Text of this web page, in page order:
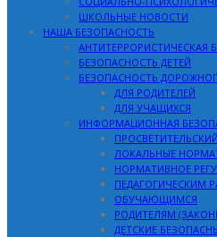
ШКОЛЬНЫЕ НОВОСТИ
НАША БЕЗОПАСНОСТЬ
АНТИТЕРРОРИСТИЧЕСКАЯ
БЕЗОПАСНОСТЬ ДЕТЕЙ
БЕЗОПАСНОСТЬ
ДЛЯ РОДИТЕЛЕЙ
ДЛЯ УЧАЩИХСЯ
ИНФОРМАЦИОННАЯ
ЛОКАЛЬНЫЕ
НОРМАТИВНОЕ
ПЕДАГОГИЧЕСКИМ
ОБУЧАЮЩИМСЯ
РОДИТЕЛЯМ
ДЕТСКИЕ